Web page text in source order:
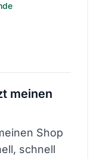
meinen
Shop
schnell